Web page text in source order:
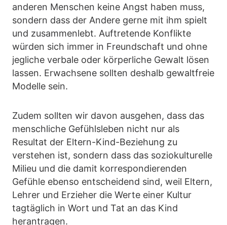
anderen Menschen keine Angst haben muss,
sondern dass der Andere gerne mit ihm spielt
und zusammenlebt. Auftretende Konflikte
würden sich immer in Freundschaft und ohne
jegliche verbale oder körperliche Gewalt lösen
lassen. Erwachsene sollten deshalb gewaltfreie
Modelle sein.
Zudem sollten wir davon ausgehen, dass das
menschliche Gefühlsleben nicht nur als
Resultat der Eltern-Kind-Beziehung zu
verstehen ist, sondern dass das soziokulturelle
Milieu und die damit korrespondierenden
Gefühle ebenso entscheidend sind, weil Eltern,
Lehrer und Erzieher die Werte einer Kultur
tagtäglich in Wort und Tat an das Kind
herantragen.